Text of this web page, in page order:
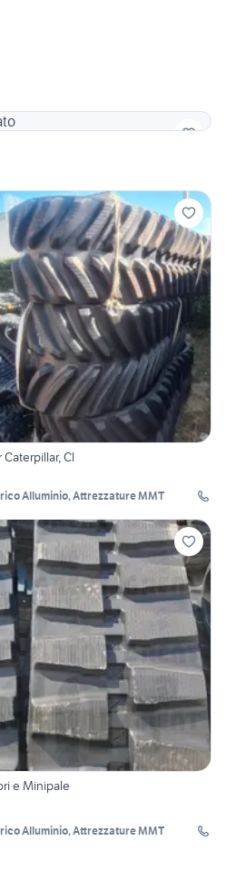
Cl
Alluminio, Attrezzature MMT
e Minipale
Alluminio, Attrezzature MMT